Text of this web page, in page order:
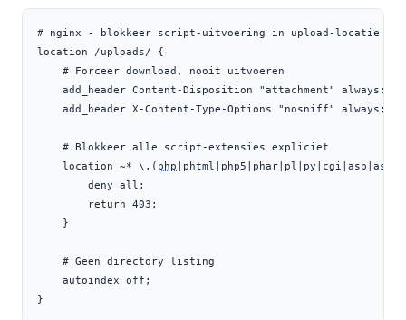
# nginx - blokkeer script-uitvoering in upload-locatie
location /uploads/ {
    # Forceer download, nooit uitvoeren
    add_header Content-Disposition "attachment" always;
    add_header X-Content-Type-Options "nosniff" always;
    # Blokkeer alle script-extensies expliciet
    location ~* \.(
php
        deny all;
        return 403;
    }
    # Geen directory listing
    autoindex off;
}